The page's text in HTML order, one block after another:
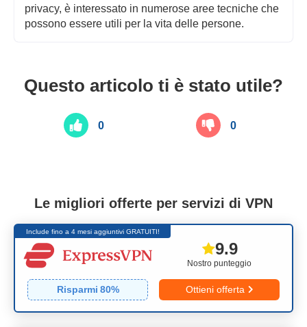
privacy, è interessato in numerose aree tecniche che
possono essere utili per la vita delle persone.
Questo articolo ti è stato utile?
0 0
Le migliori offerte per servizi di VPN
Include fino a 4 mesi aggiuntivi GRATUITI!
Nostro punteggio
9.9
Risparmi 80% Ottieni offerta